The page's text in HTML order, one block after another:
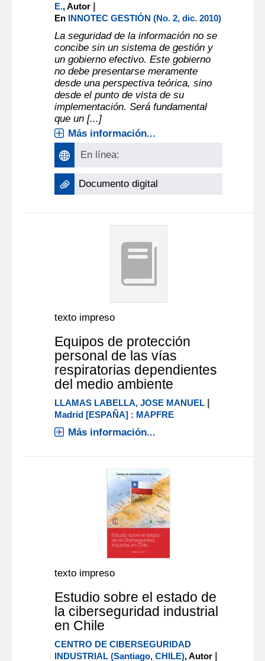
E., Autor |
En INNOTEC GESTIÓN (No. 2, dic. 2010)
La seguridad de la información no se
concibe sin un sistema de gestión y
un gobierno efectivo. Este gobierno
no debe presentarse meramente
desde una perspectiva teórica, sino
desde el punto de vista de su
implementación. Será fundamental
que un [...]
Más información...
En línea:
Documento digital
texto impreso
Equipos de protección
personal de las vías
respiratorias dependientes
del medio ambiente
LLAMAS LABELLA, JOSE MANUEL |
Madrid [ESPAÑA] : MAPFRE
Más información...
texto impreso
Estudio sobre el estado de
la ciberseguridad industrial
en Chile
CENTRO DE CIBERSEGURIDAD
INDUSTRIAL (Santiago, CHILE), Autor |